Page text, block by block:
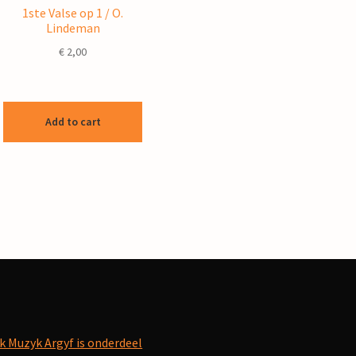
1ste Valse op 1 / O.
Lindeman
€ 2,00
Add to cart
Muzyk Argyf is onderdeel